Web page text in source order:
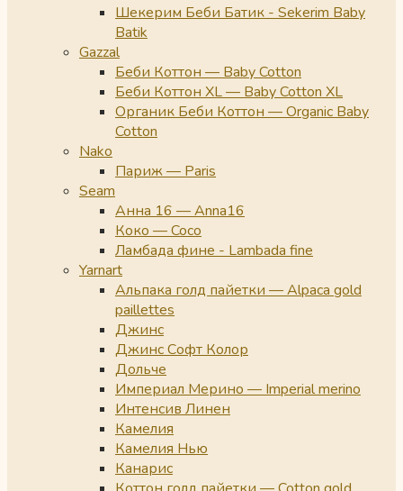
Шекерим Беби Батик - Sekerim Baby
Batik
Gazzal
Беби Коттон — Baby Cotton
Беби Коттон XL — Baby Cotton XL
Органик Беби Коттон — Organic Baby
Cotton
Nako
Париж — Paris
Seam
Анна 16 — Anna16
Коко — Coco
Ламбада фине - Lambada fine
Yarnart
Альпака голд пайетки — Alpaca gold
paillettes
Джинс
Джинс Софт Колор
Дольче
Империал Мерино — Imperial merino
Интенсив Линен
Камелия
Камелия Нью
Канарис